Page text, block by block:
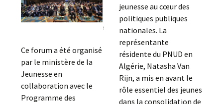
Ce forum a été organisé
par le ministère de la
Jeunesse en
collaboration avec le
Programme des
jeunesse au cœur des
politiques publiques
nationales. La
représentante
résidente du PNUD en
Algérie, Natasha Van
Rijn, a mis en avant le
rôle essentiel des jeunes
dans la consolidation de